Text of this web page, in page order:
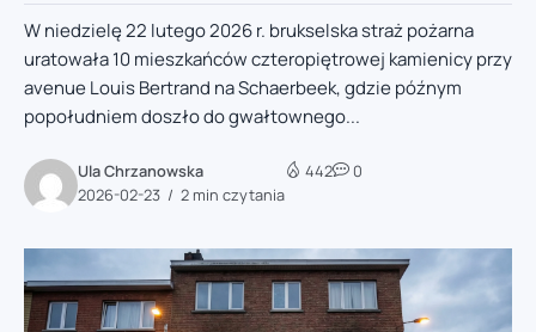
W niedzielę 22 lutego 2026 r. brukselska straż pożarna
uratowała 10 mieszkańców czteropiętrowej kamienicy przy
avenue Louis Bertrand na Schaerbeek, gdzie późnym
popołudniem doszło do gwałtownego...
Ula Chrzanowska
2026-02-23
2 min czytania
442 0